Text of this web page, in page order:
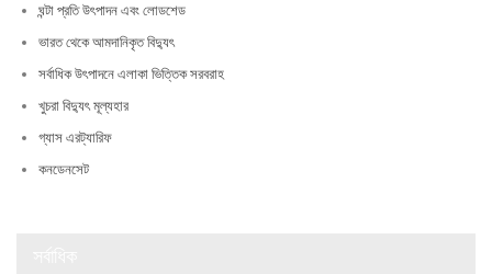
ঘন্টা প্রতি উৎপাদন এবং লোডশেড
ভারত থেকে আমদানিকৃত বিদ্যুৎ
সর্বাধিক উৎপাদনে এলাকা ভিত্তিক সরবরাহ
খুচরা বিদ্যুৎ মূল্যহার
গ্যাস এরট্যারিফ
কনডেনসেট